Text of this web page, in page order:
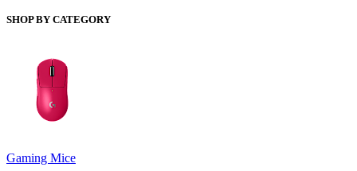
SHOP BY CATEGORY
Gaming Mice